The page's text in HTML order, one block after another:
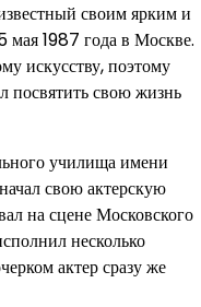
своим ярким и
мая 1987 года в Москве.
искусству, поэтому
посвятить свою жизнь
училища имени
свою актерскую
на сцене Московского
несколько
актер сразу же